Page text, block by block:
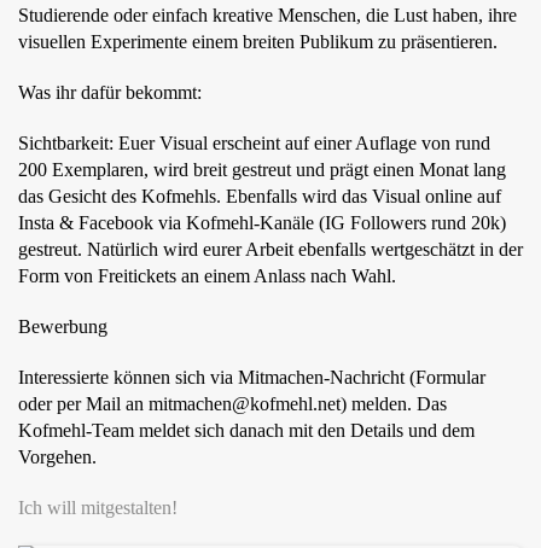
SHOP
MITMACHEN
Studierende oder einfach kreative Menschen, die Lust haben, ihre
visuellen Experimente einem breiten Publikum zu präsentieren.
Was ihr dafür bekommt:
Sichtbarkeit: Euer Visual erscheint auf einer Auflage von rund
200 Exemplaren, wird breit gestreut und prägt einen Monat lang
das Gesicht des Kofmehls. Ebenfalls wird das Visual online auf
Insta & Facebook via Kofmehl-Kanäle (IG Followers rund 20k)
gestreut. Natürlich wird eurer Arbeit ebenfalls wertgeschätzt in der
Form von Freitickets an einem Anlass nach Wahl.
Bewerbung
Interessierte können sich via Mitmachen-Nachricht (Formular
oder per Mail an mitmachen@kofmehl.net) melden. Das
Kofmehl-Team meldet sich danach mit den Details und dem
Vorgehen.
Ich will mitgestalten!